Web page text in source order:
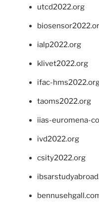
utcd2022.org
ialp2022.org
klivet2022.org
ifac-
taoms2022.org
iias-euromena-
ivd2022.org
csity2022.org